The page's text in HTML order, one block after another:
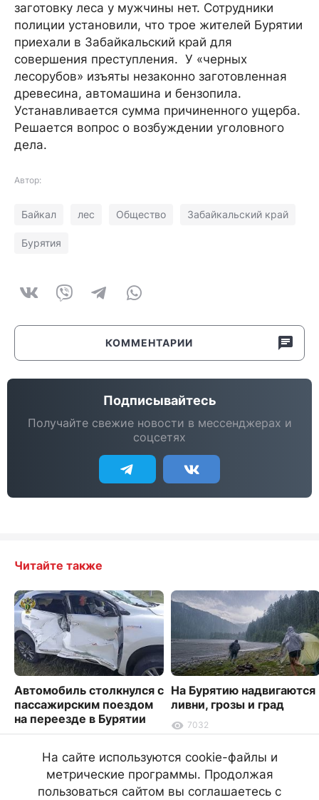
заготовку леса у мужчины нет. Сотрудники
полиции установили, что трое жителей Бурятии
приехали в Забайкальский край для
совершения преступления. У «черных
лесорубов» изъяты незаконно заготовленная
древесина, автомашина и бензопила.
Устанавливается сумма причиненного ущерба.
Решается вопрос о возбуждении уголовного
дела.
Автор:
Байкал лес Общество Забайкальский край
Бурятия
КОММЕНТАРИИ
Подписывайтесь
Получайте свежие новости в мессенджерах и
соцсетях
Читайте также
Автомобиль столкнулся с
пассажирским поездом
на переезде в Бурятии
На Бурятию надвигаются
ливни, грозы и град
7032
На сайте используются cookie-файлы и
метрические программы. Продолжая
пользоваться сайтом вы соглашаетесь с